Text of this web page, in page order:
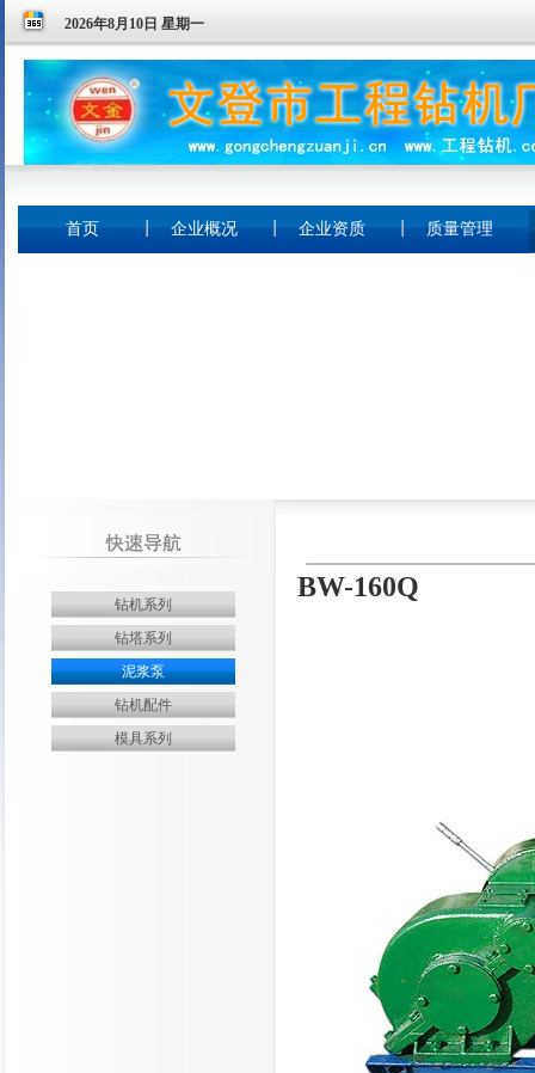
2026年8月10日 星期一
首页 企业概况 企业资质 质量管理
BW-160Q
钻机系列
钻塔系列
泥浆泵
钻机配件
模具系列